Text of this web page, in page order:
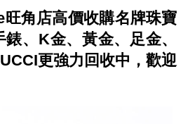
角店高價收購名牌珠寶
、K金、黃金、足金、
更強力回收中，歡迎